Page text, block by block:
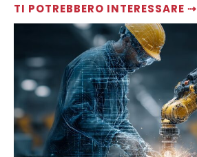
TI POTREBBERO INTERESSARE ⇢